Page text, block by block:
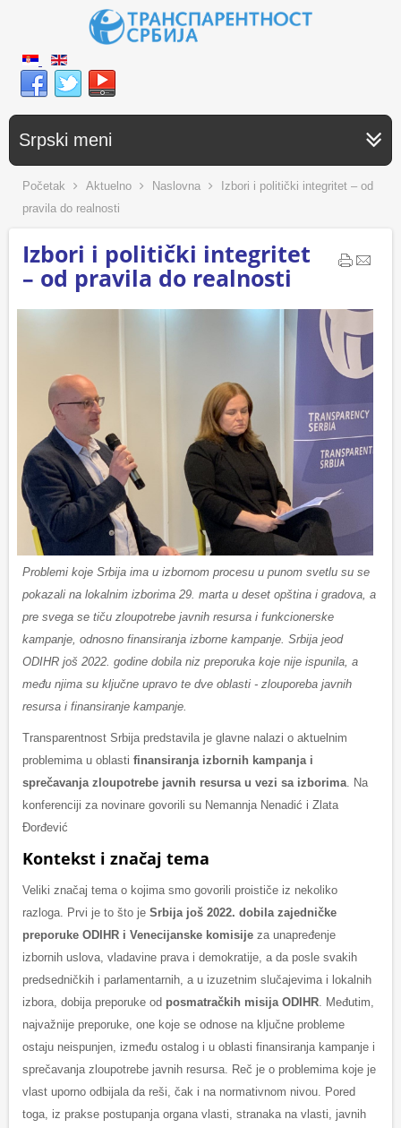
Srpski meni
Početak Aktuelno Naslovna
Izbori i politički integritet – od
pravila do realnosti
Izbori i politički integritet
– od pravila do realnosti
Problemi koje Srbija ima u izbornom procesu u punom svetlu su se
pokazali na lokalnim izborima 29. marta u deset opština i gradova, a
pre svega se tiču zloupotrebe javnih resursa i funkcionerske
kampanje, odnosno finansiranja izborne kampanje. Srbija jeod
ODIHR još 2022. godine dobila niz preporuka koje nije ispunila, a
među njima su ključne upravo te dve oblasti - zlouporeba javnih
resursa i finansiranje kampanje.
Transparentnost Srbija predstavila je glavne nalazi o aktuelnim
problemima u oblasti finansiranja izbornih kampanja i
sprečavanja zloupotrebe javnih resursa u vezi sa izborima . Na
konferenciji za novinare govorili su Nemannja Nenadić i Zlata
Đorđević
Kontekst i značaj tema
Veliki značaj tema o kojima smo govorili proističe iz nekoliko
razloga. Prvi je to što je Srbija još 2022. dobila zajedničke
preporuke ODIHR i Venecijanske komisije za unapređenje
izbornih uslova, vladavine prava i demokratije, a da posle svakih
predsedničkih i parlamentarnih, a u izuzetnim slučajevima i lokalnih
izbora, dobija preporuke od posmatračkih misija ODIHR . Međutim,
najvažnije preporuke, one koje se odnose na ključne probleme
ostaju neispunjen, između ostalog i u oblasti finansiranja kampanje i
sprečavanja zloupotrebe javnih resursa. Reč je o problemima koje je
vlast uporno odbijala da reši, čak i na normativnom nivou. Pored
toga, iz prakse postupanja organa vlasti, stranaka na vlasti, javnih